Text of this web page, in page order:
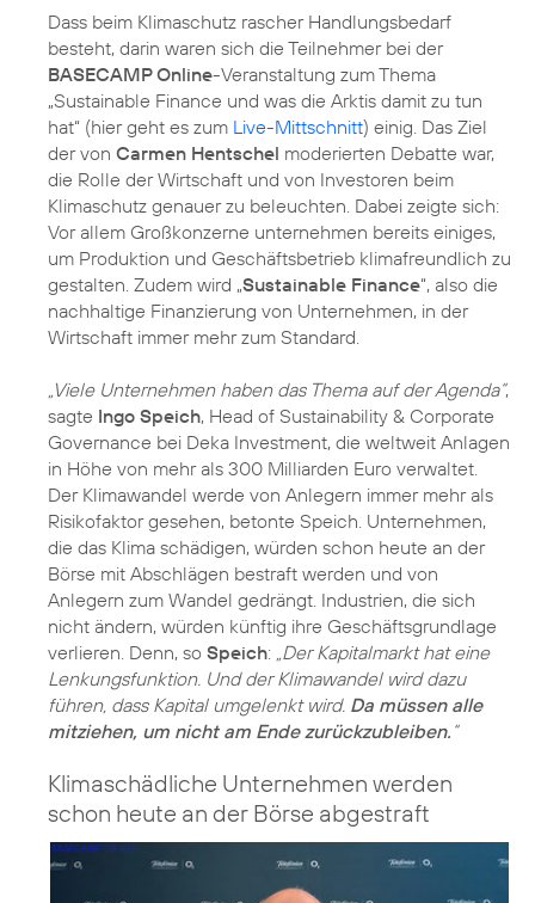
Dass beim Klimaschutz rascher Handlungsbedarf
besteht, darin waren sich die Teilnehmer bei der
BASECAMP Online-Veranstaltung zum Thema
„Sustainable Finance und was die Arktis damit zu tun
hat“ (hier geht es zum Live-Mittschnitt) einig. Das Ziel
der von Carmen Hentschel moderierten Debatte war,
die Rolle der Wirtschaft und von Investoren beim
Klimaschutz genauer zu beleuchten. Dabei zeigte sich:
Vor allem Großkonzerne unternehmen bereits einiges,
um Produktion und Geschäftsbetrieb klimafreundlich zu
gestalten. Zudem wird „Sustainable Finance“, also die
nachhaltige Finanzierung von Unternehmen, in der
Wirtschaft immer mehr zum Standard.
„Viele Unternehmen haben das Thema auf der Agenda“,
sagte Ingo Speich, Head of Sustainability & Corporate
Governance bei Deka Investment, die weltweit Anlagen
in Höhe von mehr als 300 Milliarden Euro verwaltet.
Der Klimawandel werde von Anlegern immer mehr als
Risikofaktor gesehen, betonte Speich. Unternehmen,
die das Klima schädigen, würden schon heute an der
Börse mit Abschlägen bestraft werden und von
Anlegern zum Wandel gedrängt. Industrien, die sich
nicht ändern, würden künftig ihre Geschäftsgrundlage
verlieren. Denn, so Speich: „Der Kapitalmarkt hat eine
Lenkungsfunktion. Und der Klimawandel wird dazu
führen, dass Kapital umgelenkt wird. Da müssen alle
mitziehen, um nicht am Ende zurückzubleiben. “
Klimaschädliche Unternehmen werden
schon heute an der Börse abgestraft